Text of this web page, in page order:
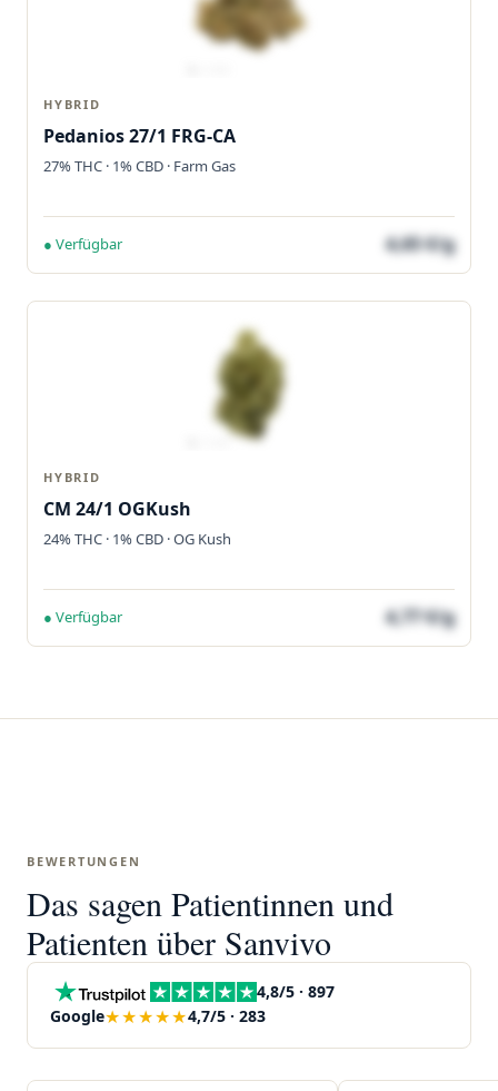
HYBRID
Pedanios 27/1 FRG-CA
27% THC · 1% CBD · Farm Gas
● Verfügbar 4,65 €/g
HYBRID
CM 24/1 OGKush
24% THC · 1% CBD · OG Kush
● Verfügbar 4,77 €/g
BEWERTUNGEN
Das sagen Patientinnen und
Patienten über Sanvivo
4,8/5 · 897
Google★★★★★4,7/5 · 283